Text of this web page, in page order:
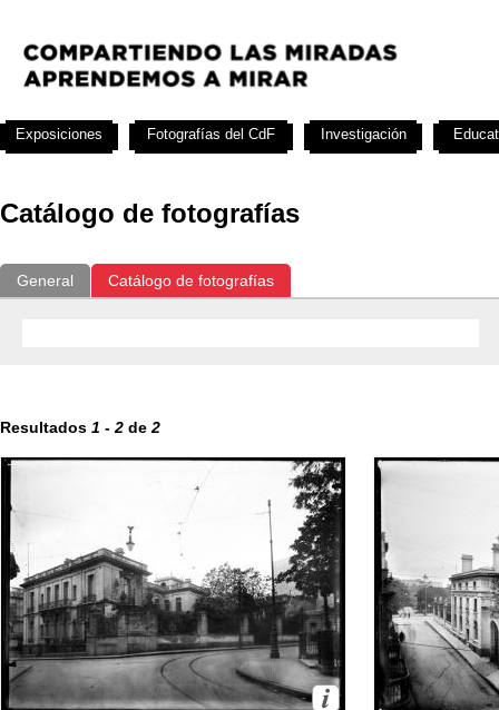
Catálogo de fotografías
General Catálogo de fotografías
Resultados 1 - 2 de 2
Exposiciones Fotografías del CdF Investigación